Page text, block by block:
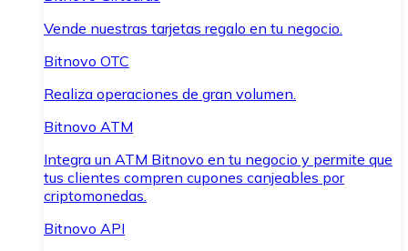
Vende nuestras tarjetas regalo en tu negocio.
Bitnovo OTC
Realiza operaciones de gran volumen.
Bitnovo ATM
Integra un ATM Bitnovo en tu negocio y permite que
tus clientes compren cupones canjeables por
criptomonedas.
Bitnovo API